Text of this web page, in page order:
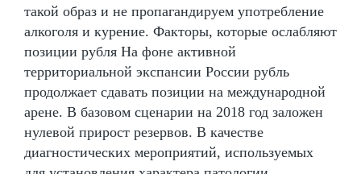
такой образ и не пропагандируем употребление
алкоголя и курение. Факторы, которые ослабляют
позиции рубля На фоне активной
территориальной экспансии России рубль
продолжает сдавать позиции на международной
арене. В базовом сценарии на 2018 год заложен
нулевой прирост резервов. В качестве
диагностических мероприятий, используемых